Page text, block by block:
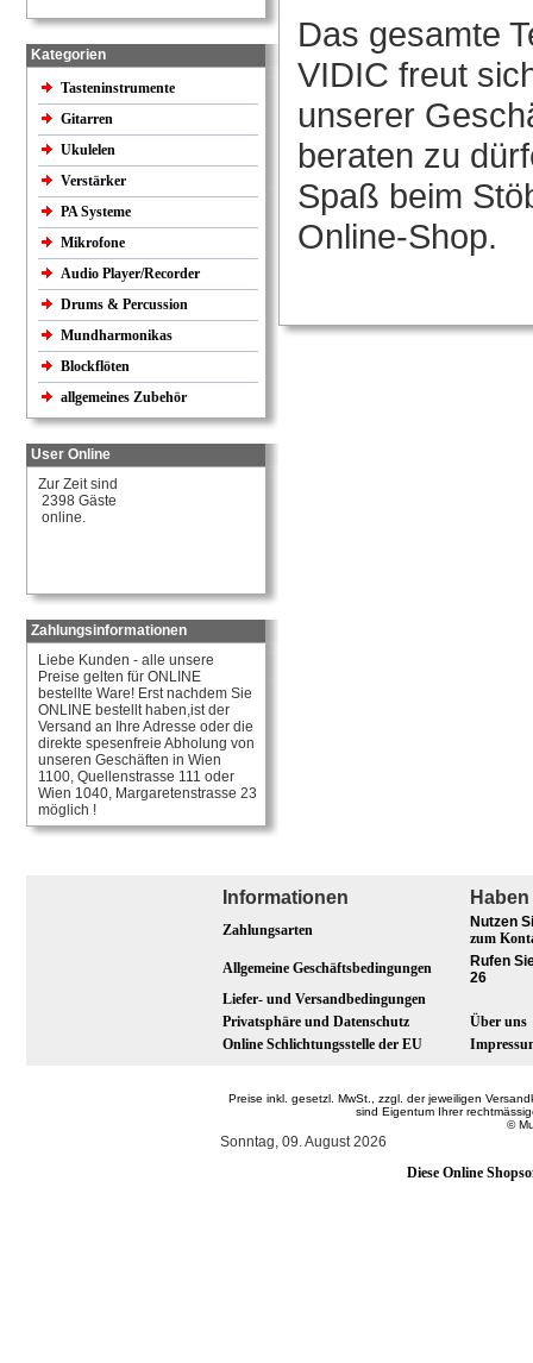
Kategorien
Tasteninstrumente
Gitarren
Ukulelen
Verstärker
PA Systeme
Mikrofone
Audio Player/Recorder
Drums & Percussion
Mundharmonikas
Blockflöten
allgemeines Zubehör
User Online
Zur Zeit sind
2398 Gäste
online.
Zahlungsinformationen
Liebe Kunden - alle unsere
Preise gelten für ONLINE
bestellte Ware! Erst nachdem Sie
ONLINE bestellt haben,ist der
Versand an Ihre Adresse oder die
direkte spesenfreie Abholung von
unseren Geschäften in Wien
1100, Quellenstrasse 111 oder
Wien 1040, Margaretenstrasse 23
möglich !
Das gesamte
VIDIC freut
unserer
beraten zu
Spaß beim
Online-Shop.
Informationen
Zahlungsarten
Nutzen
zum
Allgemeine Geschäftsbedingungen
Rufen
26
Liefer- und Versandbedingungen
Privatsphäre und Datenschutz
Über uns
Online Schlichtungsstelle der EU
Preise inkl. gesetzl. MwSt., zzgl. der jeweiligen
sind Eigentum Ihrer
©
Sonntag, 09. August 2026
Diese Online